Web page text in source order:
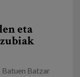
eta
Batzar